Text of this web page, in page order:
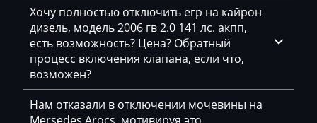
Hafei
Haima
Hamm
Hatz
Haval
Хочу полностью отключить егр на кайрон
дизель, модель 2006 гв 2.0 141 лс. акпп,
есть возможность? Цена? Обратный
процесс включения клапана, если что,
возможен?
Нам отказали в отключении мочевины на